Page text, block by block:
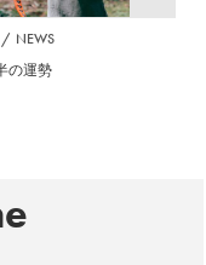
NEWS
の運勢